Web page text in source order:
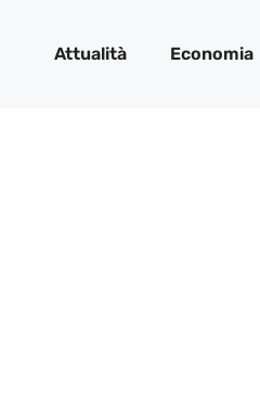
Attualità Economia